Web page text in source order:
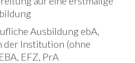
Ausbildung ebA,
der Institution (ohne
EFZ, PrA